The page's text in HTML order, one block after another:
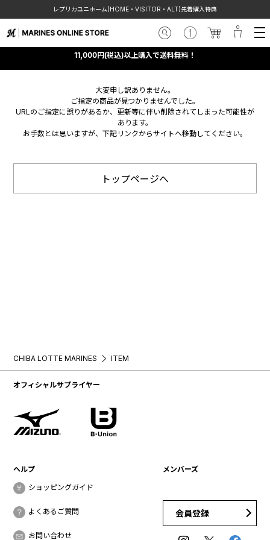
レプリカユニホーム(HOME・VISITOR・ALT)先着購入特典
11,000円(税込)以上購入で送料無料！
大変申し訳ありません。
ご指定の商品が見つかりませんでした。
URLのご指定に誤りがあるか、更新等に伴い削除されてしまった可能性が
あります。
お手数とは思いますが、下記リンクからサイトへ移動してください。
トップページへ
CHIBA LOTTE MARINES ITEM
オフィシャルサプライヤー
ヘルプ
ショッピングガイド
よくあるご質問
お問い合わせ
メンバーズ
会員登録